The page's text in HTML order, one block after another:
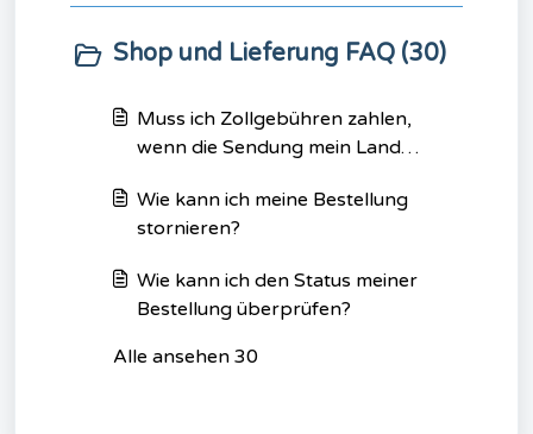
Shop und Lieferung FAQ (30)
Muss ich Zollgebühren zahlen,
wenn die Sendung mein Land
Wie kann ich meine Bestellung
stornieren?
Wie kann ich den Status meiner
Bestellung überprüfen?
Alle ansehen 30